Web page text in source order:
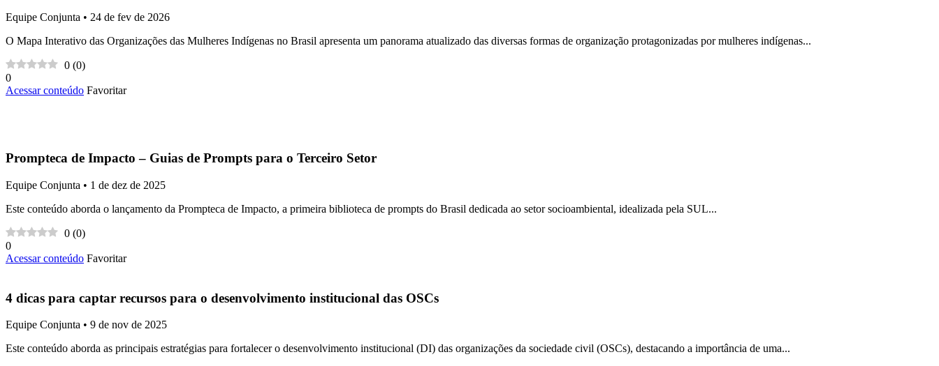
Equipe Conjunta • 24 de fev de 2026
O Mapa Interativo das Organizações das Mulheres Indígenas no Brasil apresenta um panorama atualizado das diversas formas de organização protagonizadas por mulheres indígenas...
0 (0)
0
Acessar conteúdo Favoritar
Prompteca de Impacto – Guias de Prompts para o Terceiro Setor
Equipe Conjunta • 1 de dez de 2025
Este conteúdo aborda o lançamento da Prompteca de Impacto, a primeira biblioteca de prompts do Brasil dedicada ao setor socioambiental, idealizada pela SUL...
0 (0)
0
Acessar conteúdo Favoritar
4 dicas para captar recursos para o desenvolvimento institucional das OSCs
Equipe Conjunta • 9 de nov de 2025
Este conteúdo aborda as principais estratégias para fortalecer o desenvolvimento institucional (DI) das organizações da sociedade civil (OSCs), destacando a importância de uma...